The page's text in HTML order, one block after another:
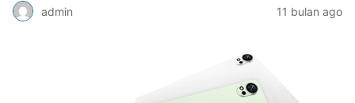
admin 11 bulan ago